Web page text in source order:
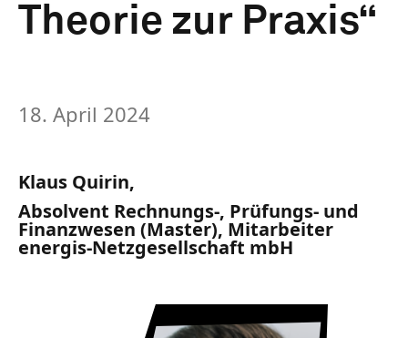
Theorie zur Praxis“
18. April 2024
Klaus Quirin,
Absolvent Rechnungs-, Prüfungs- und
Finanzwesen (Master), Mitarbeiter
energis-Netzgesellschaft mbH